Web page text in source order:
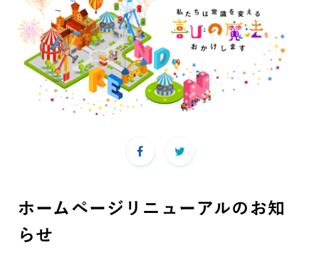
ホームページリニューアルのお知
らせ